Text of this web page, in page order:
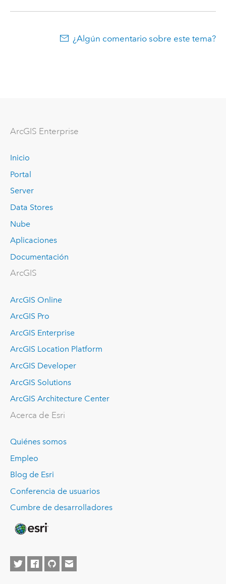
¿Algún comentario sobre este tema?
ArcGIS Enterprise
Inicio
Portal
Server
Data Stores
Nube
Aplicaciones
Documentación
ArcGIS
ArcGIS Online
ArcGIS Pro
ArcGIS Enterprise
ArcGIS Location Platform
ArcGIS Developer
ArcGIS Solutions
ArcGIS Architecture Center
Acerca de Esri
Quiénes somos
Empleo
Blog de Esri
Conferencia de usuarios
Cumbre de desarrolladores